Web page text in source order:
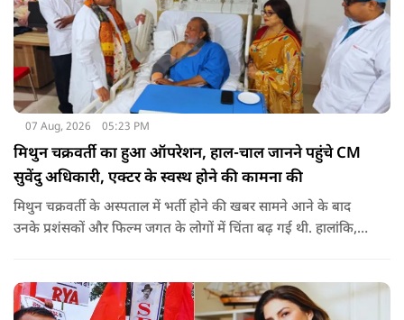
07 Aug, 2026 05:23 PM
मिथुन चक्रवर्ती का हुआ ऑपरेशन, हाल-चाल जानने पहुंचे CM
सुवेंदु अधिकारी, एक्टर के स्वस्थ होने की कामना की
मिथुन चक्रवर्ती के अस्पताल में भर्ती होने की खबर सामने आने के बाद
उनके प्रशंसकों और फिल्म जगत के लोगों में चिंता बढ़ गई थी. हालांकि,